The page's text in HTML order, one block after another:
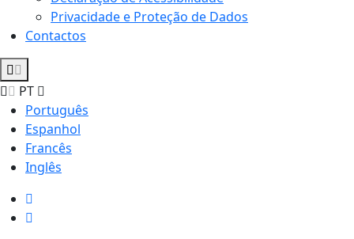
Privacidade e Proteção de Dados
Contactos
PT
Português
Espanhol
Francês
Inglês